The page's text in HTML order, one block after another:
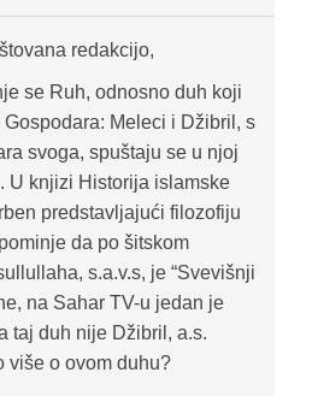
redakcijo,
se Ruh, odnosno duh koji
Meleci i Džibril, s
svoga, spuštaju se u njoj
U knjizi Historija islamske
predstavljajući filozofiju
da po šitskom
s.a.v.s, je “Svevišnji
na Sahar TV-u jedan je
taj duh nije Džibril, a.s.
više o ovom duhu?